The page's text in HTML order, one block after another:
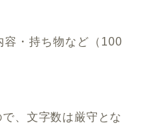
容・持ち物など（100
、文字数は厳守とな